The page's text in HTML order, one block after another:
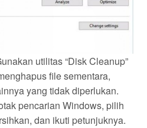
utilitas “Disk Cleanup”
file sementara,
yang tidak diperlukan.
pencarian Windows, pilih
dan ikuti petunjuknya.